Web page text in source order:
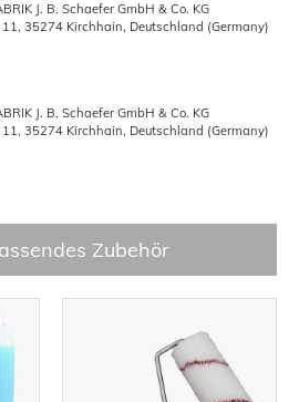
J. B. Schaefer GmbH & Co. KG
35274 Kirchhain, Deutschland (Germany)
J. B. Schaefer GmbH & Co. KG
35274 Kirchhain, Deutschland (Germany)
Zubehör